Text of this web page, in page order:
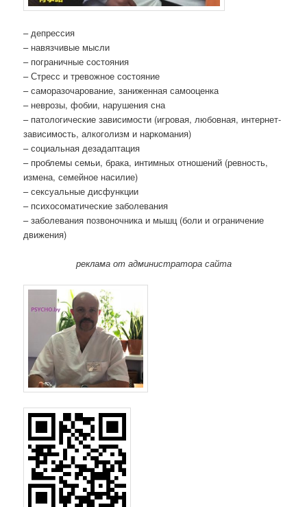
– депрессия
– навязчивые мысли
– пограничные состояния
– Стресс и тревожное состояние
– саморазочарование, заниженная самооценка
– неврозы, фобии, нарушения сна
– патологические зависимости (игровая, любовная, интернет-
зависимость, алкоголизм и наркомания)
– социальная дезадаптация
– проблемы семьи, брака, интимных отношений (ревность,
измена, семейное насилие)
– сексуальные дисфункции
– психосоматические заболевания
– заболевания позвоночника и мышц (боли и ограничение
движения)
реклама от администратора сайта